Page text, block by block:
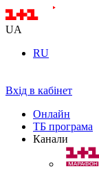
UA
RU
Вхід в кабінет
Онлайн
ТБ програма
Канали